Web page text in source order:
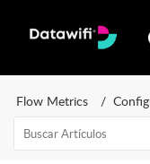
Flow Metrics